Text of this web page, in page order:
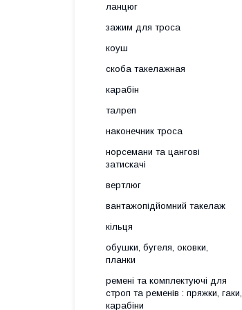
ланцюг
зажим для троса
коуш
скоба такелажная
карабін
талреп
наконечник троса
норсемани та цангові
затискачі
вертлюг
вантажопідйомний такелаж
кільця
обушки, бугеля, оковки,
планки
ремені та комплектуючі для
строп та ременів : пряжки, гаки,
карабіни